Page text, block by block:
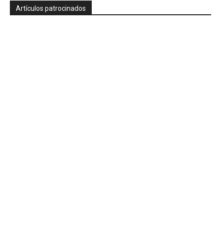
Artículos patrocinados